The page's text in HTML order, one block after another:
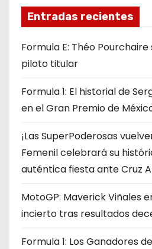
Entradas recientes
Formula E: Théo
piloto titular
Formula 1: El historial de
en el Gran Premio de
¡Las SuperPoderosas
Femenil celebrará su
auténtica fiesta ante Cruz
MotoGP: Maverick Viñales
incierto tras resultados
Formula 1: Los Ganadores